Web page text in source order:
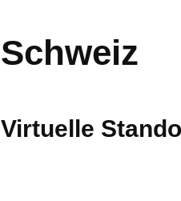
Schweiz
Virtuelle